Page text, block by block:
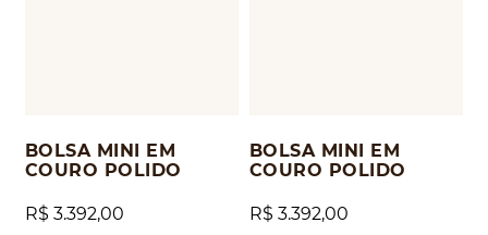
BOLSA MINI EM
COURO POLIDO
R$ 3.392,00
BOLSA MINI EM
COURO POLIDO
R$ 3.392,00